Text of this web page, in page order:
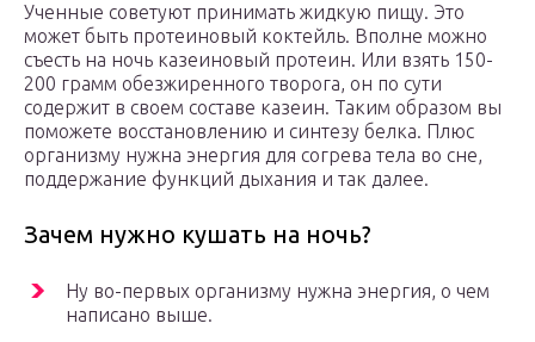
Ученные советуют принимать жидкую пищу. Это
может быть протеиновый коктейль. Вполне можно
съесть на ночь казеиновый протеин. Или взять 150-
200 грамм обезжиренного творога, он по сути
содержит в своем составе казеин. Таким образом вы
поможете восстановлению и синтезу белка. Плюс
организму нужна энергия для согрева тела во сне,
поддержание функций дыхания и так далее.
Зачем нужно кушать на ночь?
Ну во-первых организму нужна энергия, о чем
написано выше.